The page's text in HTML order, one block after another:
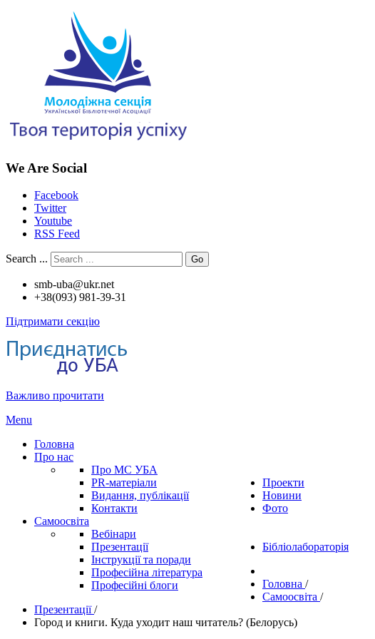
We Are Social
Facebook
Twitter
Youtube
RSS Feed
Search ... Go
smb-uba@ukr.net
+38(093) 981-39-31
Підтримати секцію
Важливо прочитати
Menu
Головна
Про нас
Про МС УБА
PR-матеріали
Видання, публікації
Контакти
Проекти
Новини
Фото
Самоосвіта
Вебінари
Презентації
Інструкції та поради
Професійна література
Професійні блоги
Бібліолабораторія
Головна /
Самоосвіта /
Презентації/
Город и книги. Куда уходит наш читатель? (Белорусь)